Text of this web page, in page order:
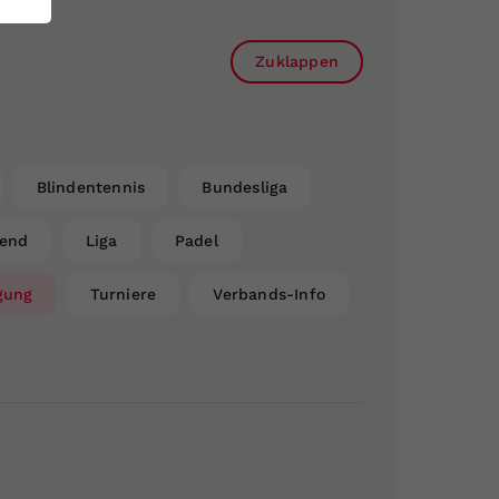
Zuklappen
Blindentennis Bundesliga
Liga Padel
Turniere Verbands-Info